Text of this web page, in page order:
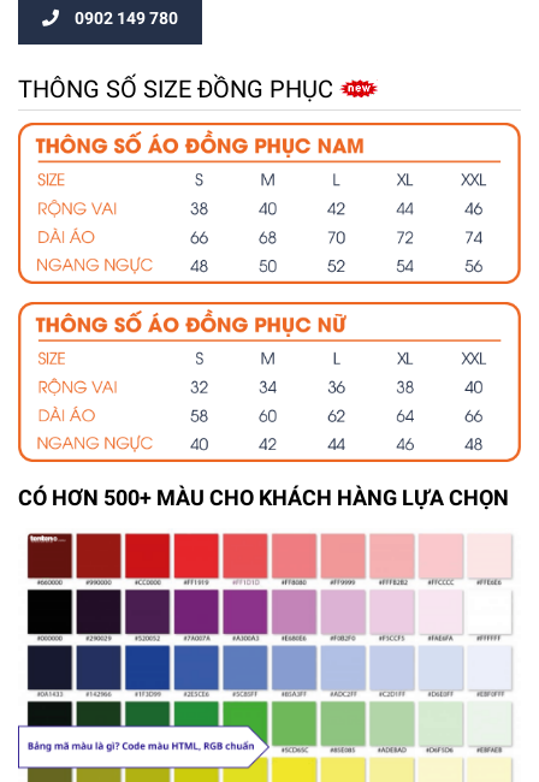
0902 149 780
THÔNG SỐ SIZE ĐỒNG PHỤC
CÓ HƠN 500+ MÀU CHO KHÁCH HÀNG LỰA CHỌN